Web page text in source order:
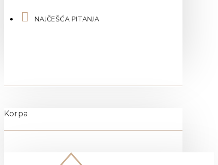
NAJČEŠĆA PITANJA
Korpa